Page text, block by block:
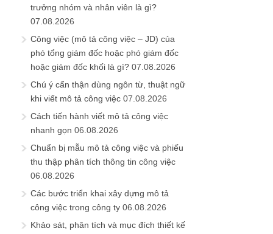
trưởng nhóm và nhân viên là gì?
07.08.2026
Công việc (mô tả công việc – JD) của
phó tổng giám đốc hoặc phó giám đốc
hoặc giám đốc khối là gì? 07.08.2026
Chú ý cẩn thận dùng ngôn từ, thuật ngữ
khi viết mô tả công việc 07.08.2026
Cách tiến hành viết mô tả công việc
nhanh gọn 06.08.2026
Chuẩn bị mẫu mô tả công việc và phiếu
thu thập phân tích thông tin công việc
06.08.2026
Các bước triển khai xây dựng mô tả
công việc trong công ty 06.08.2026
Khảo sát, phân tích và mục đích thiết kế